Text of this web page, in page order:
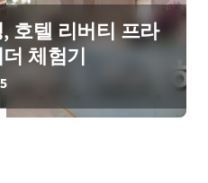
호텔 리버티 프라
체험기